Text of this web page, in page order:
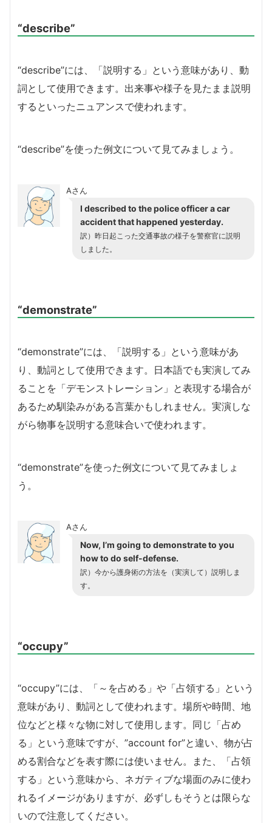
“describe”
“describe”には、「説明する」という意味があり、動
詞として使用できます。出来事や様子を見たまま説明
するといったニュアンスで使われます。
“describe”を使った例文について見てみましょう。
Aさん
I described to the police officer a car
accident that happened yesterday.
訳） 昨日起こった交通事故の様子を警察官に説明
しました。
“demonstrate”
“demonstrate”には、「説明する」という意味があ
り、動詞として使用できます。日本語でも実演してみ
ることを「デモンストレーション」と表現する場合が
あるため馴染みがある言葉かもしれません。実演しな
がら物事を説明する意味合いで使われます。
“demonstrate”を使った例文について見てみましょ
う。
Aさん
Now, I’m going to demonstrate to you
how to do self-defense.
訳） 今から護身術の方法を（実演して）説明しま
す。
“occupy”
“occupy”には、「～を占める」や「占領する」という
意味があり、動詞として使われます。場所や時間、地
位などと様々な物に対して使用します。同じ「占め
る」という意味ですが、”account for”と違い、物が占
める割合などを表す際には使いません。また、「占領
する」という意味から、ネガティブな場面のみに使わ
れるイメージがありますが、必ずしもそうとは限らな
いので注意してください。